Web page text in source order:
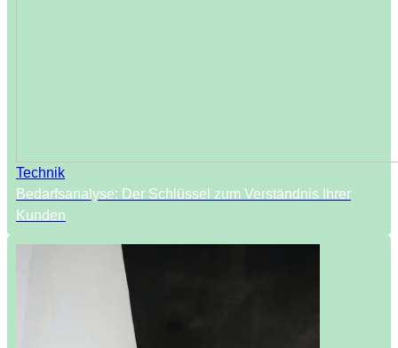
Technik
Bedarfsanalyse: Der Schlüssel zum Verständnis Ihrer
Kunden